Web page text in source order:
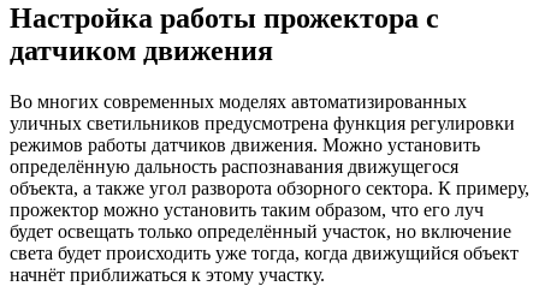
Настройка работы прожектора с
датчиком движения
Во многих современных моделях автоматизированных
уличных светильников предусмотрена функция регулировки
режимов работы датчиков движения. Можно установить
определённую дальность распознавания движущегося
объекта, а также угол разворота обзорного сектора. К примеру,
прожектор можно установить таким образом, что его луч
будет освещать только определённый участок, но включение
света будет происходить уже тогда, когда движущийся объект
начнёт приближаться к этому участку.